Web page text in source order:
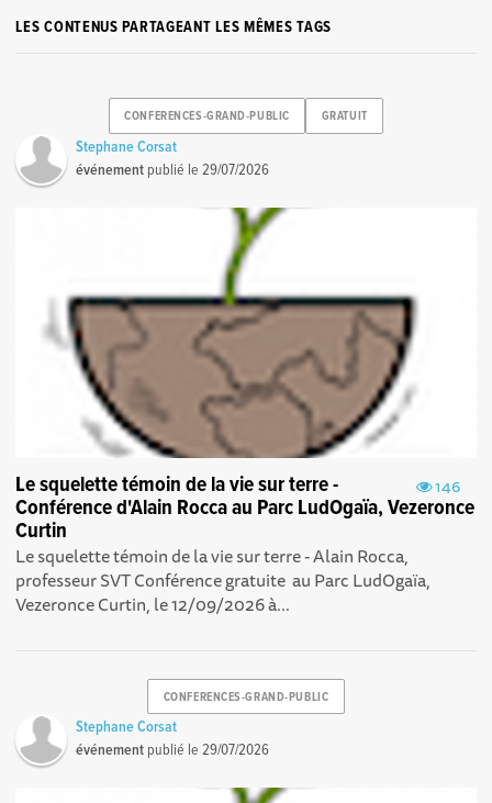
LES CONTENUS PARTAGEANT LES MÊMES TAGS
CONFERENCES-GRAND-PUBLIC GRATUIT
Stephane Corsat
événement publié le29/07/2026
146
Le squelette témoin de la vie sur terre -
Conférence d'Alain Rocca au Parc LudOgaïa, Vezeronce
Curtin
Le squelette témoin de la vie sur terre - Alain Rocca,
professeur SVT Conférence gratuite au Parc LudOgaïa,
Vezeronce Curtin, le 12/09/2026 à...
CONFERENCES-GRAND-PUBLIC
Stephane Corsat
événement publié le29/07/2026